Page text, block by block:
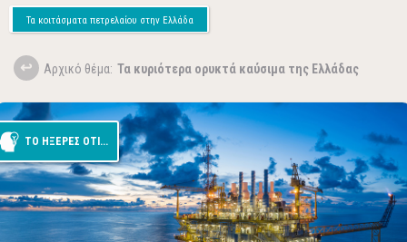
Τα κοιτάσματα πετρελαίου στην Ελλάδα
Aρχικό θέμα: Τα κυριότερα ορυκτά καύσιμα της Ελλάδας
ΤΟ ΗΞΕΡΕΣ ΟΤΙ...